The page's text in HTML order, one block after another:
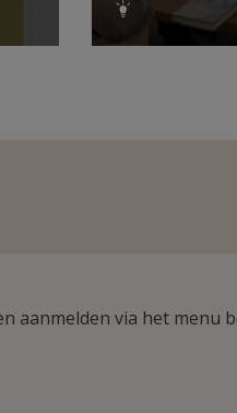
aanmelden via het menu